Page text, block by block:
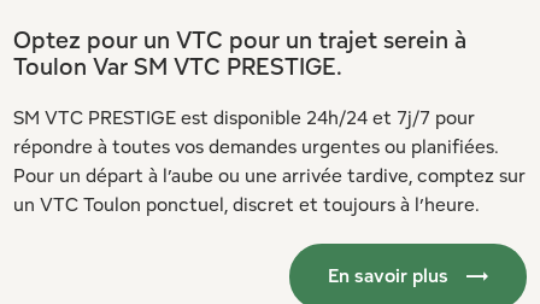
Optez pour un VTC pour un trajet serein à
Toulon Var SM VTC PRESTIGE.
SM VTC PRESTIGE est disponible 24h/24 et 7j/7 pour
répondre à toutes vos demandes urgentes ou planifiées.
Pour un départ à l’aube ou une arrivée tardive, comptez sur
un VTC Toulon ponctuel, discret et toujours à l’heure.
En savoir plus